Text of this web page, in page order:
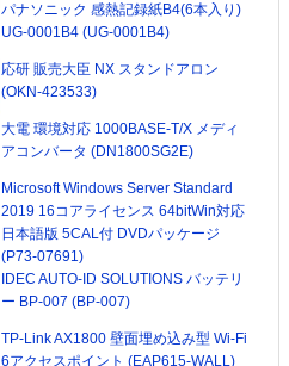
パナソニック 感熱記録紙B4(6本入り)
UG-0001B4 (UG-0001B4)
応研 販売大臣 NX スタンドアロン
(OKN-423533)
大電 環境対応 1000BASE-T/X メディ
アコンバータ (DN1800SG2E)
Microsoft Windows Server Standard
2019 16コアライセンス 64bitWin対応
日本語版 5CAL付 DVDパッケージ
(P73-07691)
IDEC AUTO-ID SOLUTIONS バッテリ
ー BP-007 (BP-007)
TP-Link AX1800 壁面埋め込み型 Wi-Fi
6アクセスポイント (EAP615-WALL)